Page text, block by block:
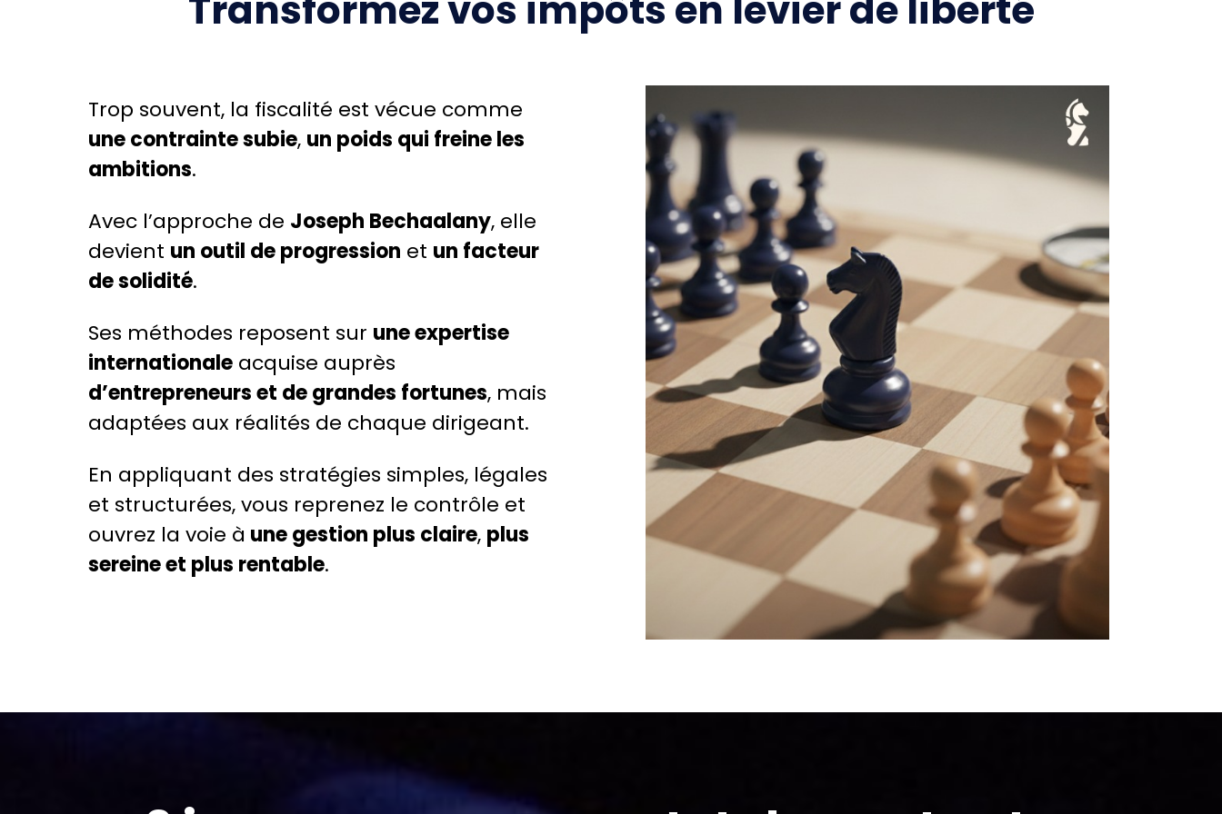
Trop souvent, la fiscalité est vécue comme
une contrainte subie, un poids qui freine les
ambitions.
Avec l’approche de Joseph Bechaalany, elle
devient un outil de progression et un facteur
de solidité.
Ses méthodes reposent sur une expertise
internationale acquise auprès
d’entrepreneurs et de grandes fortunes, mais
adaptées aux réalités de chaque dirigeant.
En appliquant des stratégies simples, légales
et structurées, vous reprenez le contrôle et
ouvrez la voie à une gestion plus claire, plus
sereine et plus rentable.